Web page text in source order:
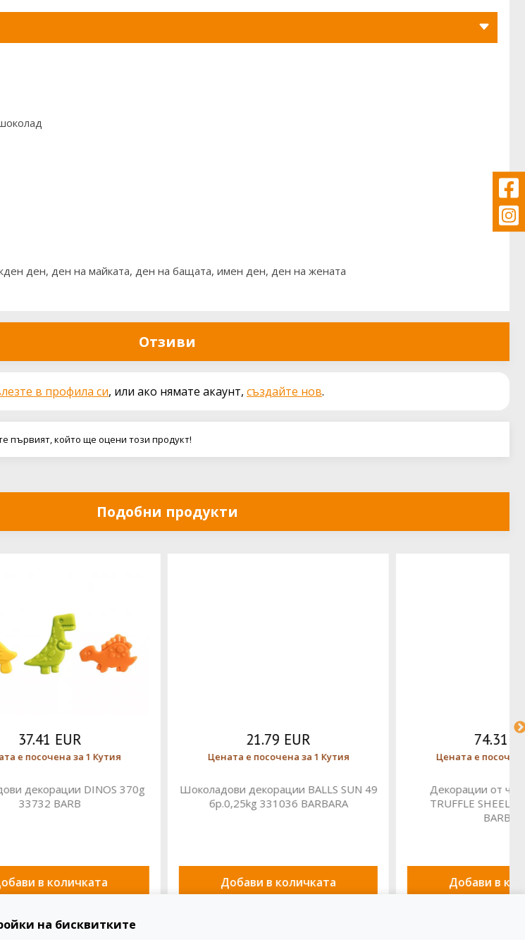
ден, ден на майката, ден на бащата, имен ден, ден на жената
Отзиви
в профила си, или ако нямате акаунт, създайте нов.
първият, който ще оцени този продукт!
Подобни продукти
370g
Цената е посочена за 1 Кутия
Шоколадови декорации BALLS SUN 49
бр.0,25kg 331036 BARBARA
Добави в количката
Цената е посочена за 1 Кутия
Декорации от черен шоколад
TRUFFLE SHEELS 1,563кг 1030
Добави в количката
на бисквитките